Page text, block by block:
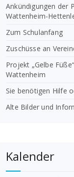
Ankündigungen der
Wattenheim-
Zum Schulanfang
Zuschüsse an
Projekt „Gelbe
Wattenheim
Sie benötigen Hilfe
Alte Bilder und
Kalender